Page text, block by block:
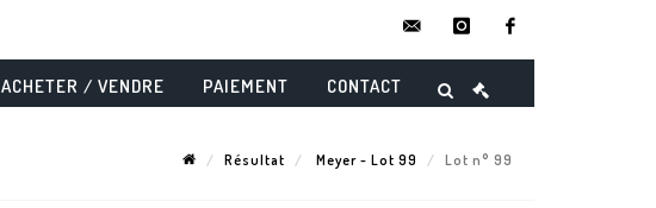
instagram
ACHETER / VENDRE PAIEMENT CONTACT
Résultat Meyer - Lot 99 Lot n° 99